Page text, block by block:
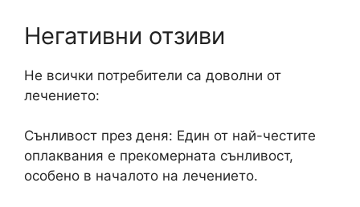
Негативни отзиви
Не всички потребители са доволни от
лечението:
Сънливост през деня: Един от най-честите
оплаквания е прекомерната сънливост,
особено в началото на лечението.